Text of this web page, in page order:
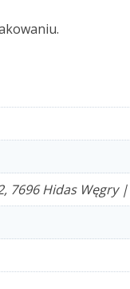
7696 Hidas Węgry